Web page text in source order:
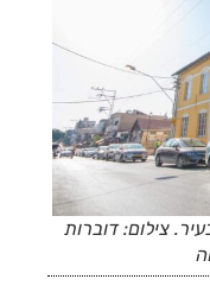
צילום: דוברות